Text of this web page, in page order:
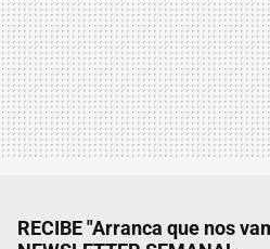
RECIBE "Arranca que nos